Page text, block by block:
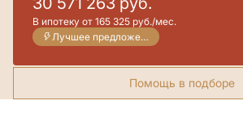
В ипотеку от 165 325 руб./мес.
Лучшее предложение
Помощь в подборе